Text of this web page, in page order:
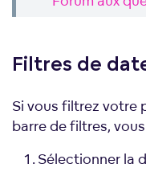
Filtres de
Si vous filtrez votre
barre de filtres,
Sélectionner la